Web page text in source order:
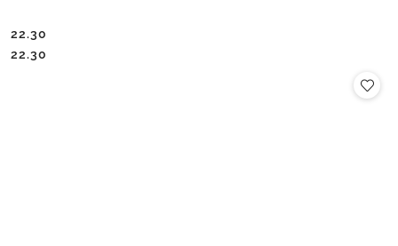
Cena:
22.30
Cena:
22.30